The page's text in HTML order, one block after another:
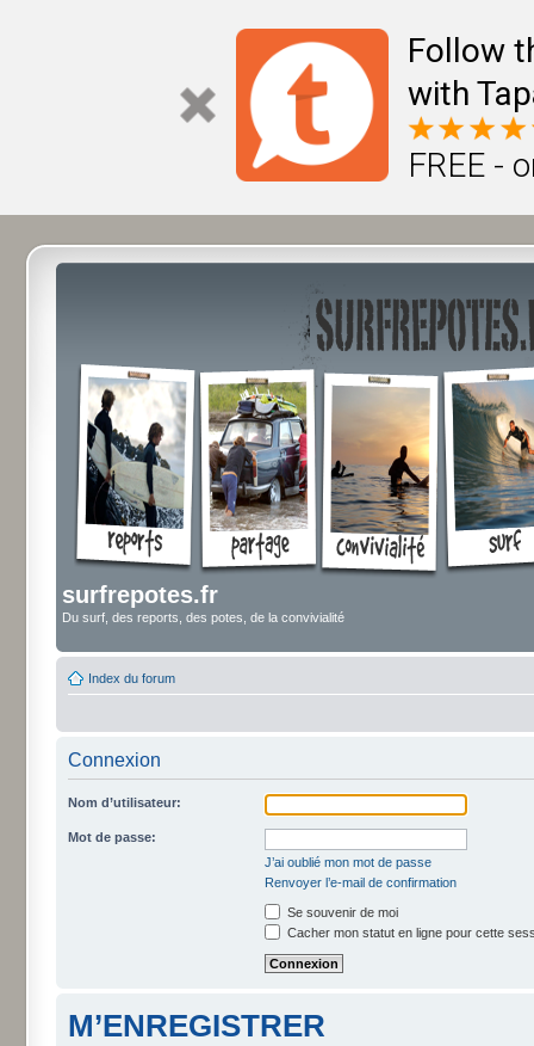
Follow
with
FREE -
surfrepotes.fr
Du surf, des reports, des potes, de la convivialité
Index du forum
Connexion
Nom d’utilisateur:
Mot de passe:
J’ai oublié mon mot de passe
Renvoyer l’e-mail de confirmation
Se souvenir de moi
Cacher mon statut en ligne pour cette
M’ENREGISTRER